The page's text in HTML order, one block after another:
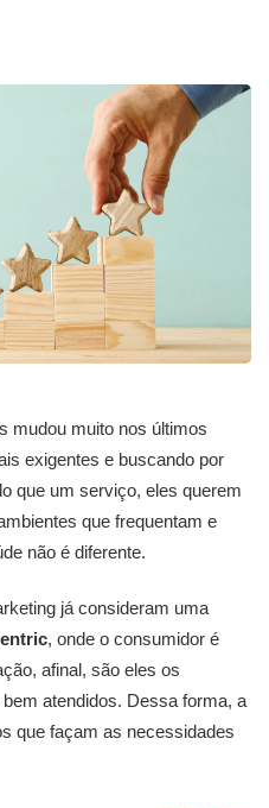
mudou muito nos últimos
exigentes e buscando por
que um serviço, eles querem
que frequentam e
não é diferente.
já consideram uma
, onde o consumidor é
afinal, são eles os
atendidos. Dessa forma, a
que façam as necessidades